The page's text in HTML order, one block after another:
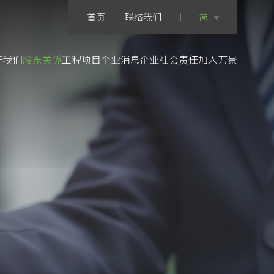
首页 联络我们 简
我们股东关係工程项目企业消息企业社会责任加入万景